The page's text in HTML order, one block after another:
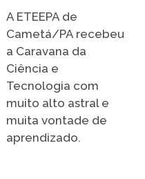
A ETEEPA de
Cametá/PA recebeu
a Caravana da
Ciência e
Tecnologia com
muito alto astral e
muita vontade de
aprendizado.